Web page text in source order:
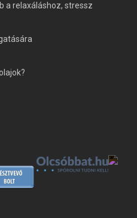
a relaxáláshoz, stressz